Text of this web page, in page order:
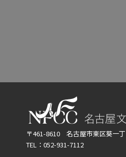
〒461-8610 名古屋市東区葵一
TEL：052-931-7112